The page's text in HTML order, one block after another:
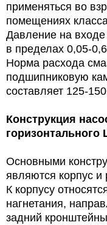
применяться во
помещениях
Давление на
в пределах 0,05-
Норма расхода
подшипниковую
составляет 125-150
Конструкция
горизонтального
Основными
являются корпус и
К корпусу
нагнетания,
задний